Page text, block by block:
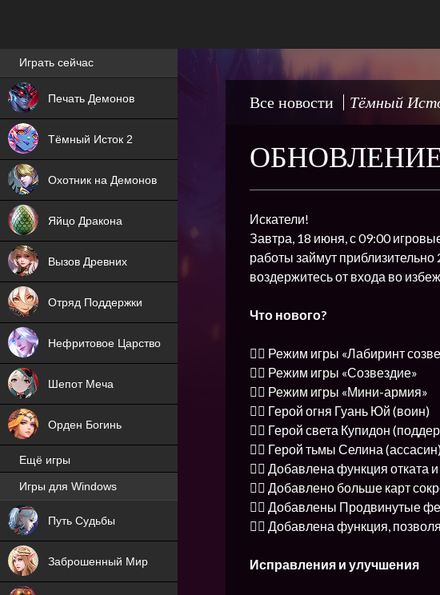
Все новости Тёмный
ОБНОВЛЕНИЕ
Искатели!
Завтра, 18 июня, с 09:00
работы займут
воздержитесь от входа во
Что нового?
👉🏻 Режим игры «Лабиринт
👉🏻 Режим игры «Созвездие»
👉🏻 Режим игры «Мини-армия»
👉🏻 Герой огня Гуань Юй (воин)
👉🏻 Герой света Купидон
👉🏻 Герой тьмы Селина
👉🏻 Добавлена функция отката
👉🏻 Добавлено больше карт
👉🏻 Добавлены Продвинутые
👉🏻 Добавлена функция,
Исправления и улучшения
Лучшие игры онлайн
Играть сейчас
Печать Демонов
NEW
Тёмный Исток 2
NEW
Охотник на Демонов
ХИТ
Яйцо Дракона
NEW
Вызов Древних
ХИТ
Отряд Поддержки
ХИТ
Нефритовое Царство
Шепот Меча
Орден Богинь
Ещё игры
Игры для Windows
Путь Судьбы
Заброшенный Мир
NEW